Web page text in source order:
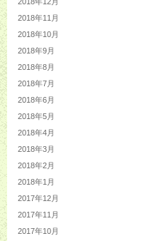
2018年11月
2018年10月
2018年9月
2018年8月
2018年7月
2018年6月
2018年5月
2018年4月
2018年3月
2018年2月
2018年1月
2017年12月
2017年11月
2017年10月